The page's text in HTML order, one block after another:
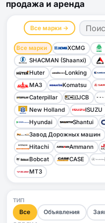
продажа и аренда
Все марки →
Все марки XCMG
SHACMAN (Shaanxi)
Huter
Lonking
МАЗ
Komatsu
Caterpillar
JCB
New Holland
ISUZU
Hyundai
Shantui
Завод Дорожных машин
Hitachi
Ammann
Bobcat
CASE
МТЗ
ТИП
Все Объявления